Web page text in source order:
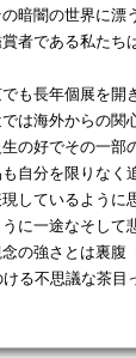
暗闇の世界に漂
者である私たち
も長年個展を開
は海外からの関
の好でその一部
自分を限りなく
しているように
に一途なそして
の強さとは裏腹
る不思議な茶目